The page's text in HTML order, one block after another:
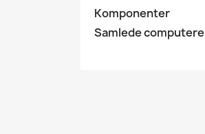
Komponenter
Samlede computere